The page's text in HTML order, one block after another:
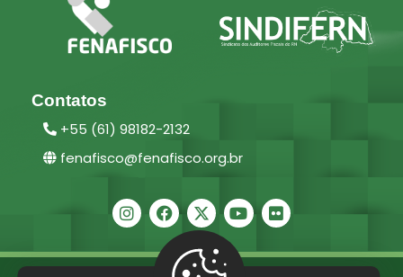
Contatos
+55 (61) 98182-2132
fenafisco@fenafisco.org.br